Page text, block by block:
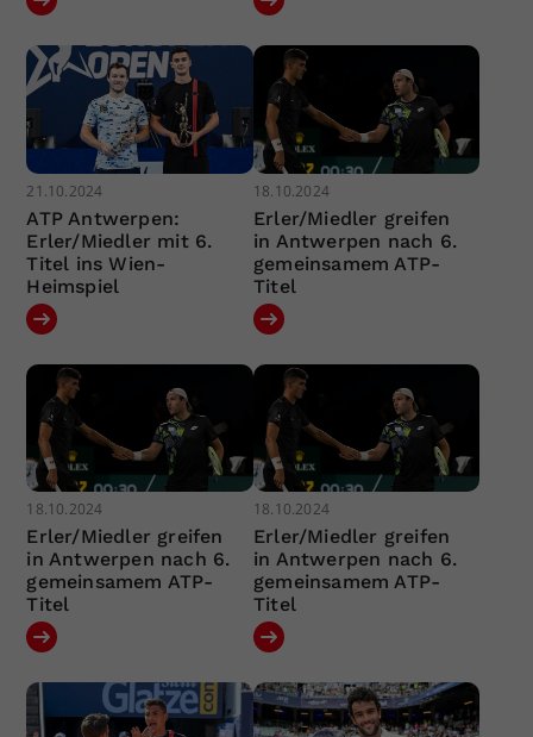
21.10.2024
ATP Antwerpen:
Erler/Miedler mit 6.
Titel ins Wien-
Heimspiel
18.10.2024
Erler/Miedler greifen
in Antwerpen nach 6.
gemeinsamem ATP-
Titel
18.10.2024
Erler/Miedler greifen
in Antwerpen nach 6.
gemeinsamem ATP-
Titel
18.10.2024
Erler/Miedler greifen
in Antwerpen nach 6.
gemeinsamem ATP-
Titel